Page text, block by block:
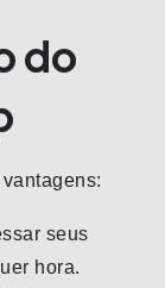
do
seus
hora.